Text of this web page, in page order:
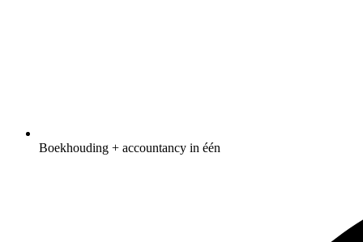
Boekhouding + accountancy in één